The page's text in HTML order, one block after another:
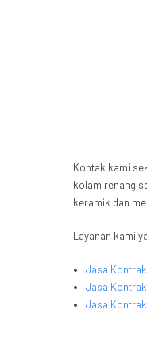
Kontak kami
kolam renang
keramik dan
Layanan kami
Jasa
Jasa
Jasa